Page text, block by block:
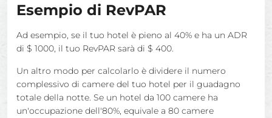
Esempio di RevPAR
Ad esempio, se il tuo hotel è pieno al 40% e ha un ADR
di $ 1000, il tuo RevPAR sarà di $ 400.
Un altro modo per calcolarlo è dividere il numero
complessivo di camere del tuo hotel per il guadagno
totale della notte. Se un hotel da 100 camere ha
un'occupazione dell'80%, equivale a 80 camere